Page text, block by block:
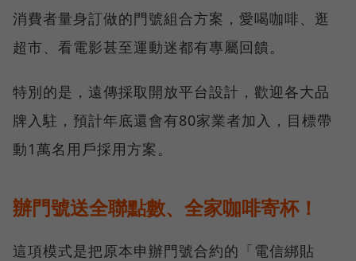
消費者量身訂做的門號組合方案，愛喝咖啡、逛
超市、看電影甚至運動迷都有專屬回饋。
特別的是，遠傳採取開放平台設計，歡迎各大品
牌入駐，預計年底還會有80家業者加入，目標帶
動1萬名用戶採用方案。
辦門號送全聯點數、全家咖啡寄杯！
這項模式是把原本申辦門號合約的「電信綁貼